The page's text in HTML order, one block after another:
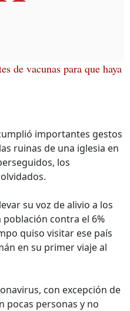
de vacunas para que haya
importantes gestos
ruinas de una iglesia en
los
su voz de alivio a los
población contra el 6%
quiso visitar ese país
en su primer viaje al
con excepción de
pocas personas y no